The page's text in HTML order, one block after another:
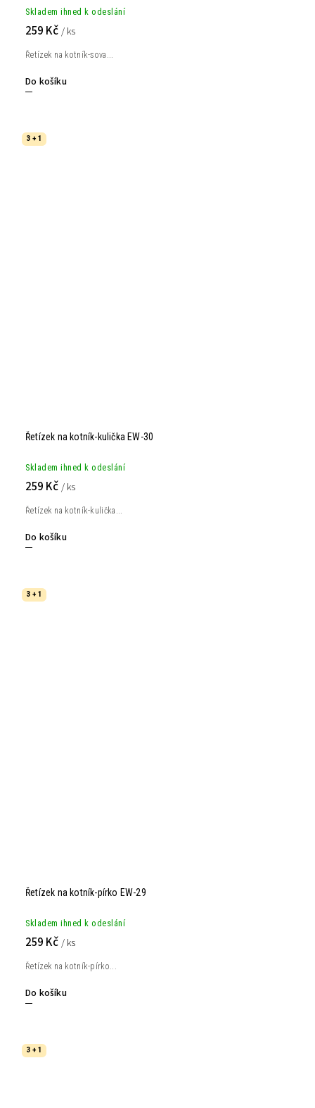
Skladem ihned k odeslání
259 Kč / ks
Do košíku
Řetízek na kotník-sova...
3 + 1
Řetízek na kotník-kulička EW-30
Skladem ihned k odeslání
259 Kč / ks
Do košíku
Řetízek na kotník-kulička...
3 + 1
Řetízek na kotník-pírko EW-29
Skladem ihned k odeslání
259 Kč / ks
Do košíku
Řetízek na kotník-pírko...
3 + 1